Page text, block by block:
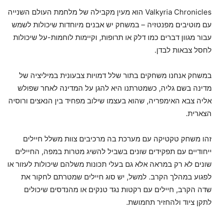
Valkyria Chronicles הוא מעין מקבילה של מלחמת העולם השנייה
עם מוטיבים מפנטזיה – במשחק יש אבנים מיוחדות שיכולות לשמש
עבור מגוון דברים כמו דלק או תרופות, וקיימות לוחמות-על שיכולות
לחסל צבאות לבדן.
במשחק אנחנו משחקים בתור שלל דמויות צבעונית במיליציה של
מדינה בשם גליה, כשמטרתנו היא להגן על המדינה לאחר שפולש
אליה צבא האימפריה, שהוא בעצמו שילוב מפחיד בין הנאצים ורוסיה
הצארית.
זהו משחק טקטיקה עם מערכת בה מרכיבים צוות משלל חיילים
ייחודיים עם תפקידים שונים בשביל להשיג מטרות במפה, החיילים
שונים לא רק במראה אלא גם בעלי תכונות משלהם שיכולות לעזור או
לפגוע במהלך הקרב. למשל, יש סוג חיילים שמטרתם לחקור את
שדה הקרב, חיילים עם רקטות נגד טנקים או מהנדסים שיכולים
לתקן ציוד ולהחזיר תחמושת.